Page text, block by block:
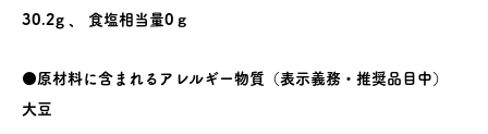
30.2g 、 食塩相当量0ｇ
●原材料に含まれるアレルギー物質（表示義務・推奨品目中）
大豆